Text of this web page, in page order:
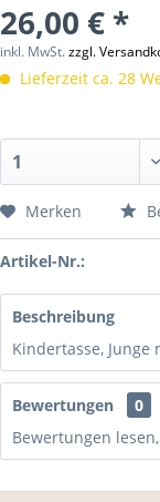
26,00 € *
inkl. MwSt.zzgl.
Lieferzeit ca. 28
Merken
Artikel-Nr.:
Beschreibung
Kindertasse, Junge
Bewertungen
0
Bewertungen